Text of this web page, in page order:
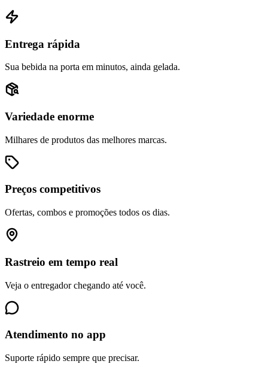
Entrega rápida
Sua bebida na porta em minutos, ainda gelada.
Variedade enorme
Milhares de produtos das melhores marcas.
Preços competitivos
Ofertas, combos e promoções todos os dias.
Rastreio em tempo real
Veja o entregador chegando até você.
Atendimento no app
Suporte rápido sempre que precisar.